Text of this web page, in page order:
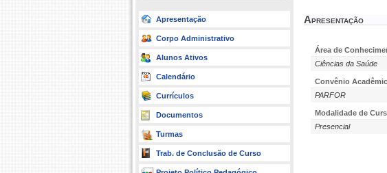
Apresentação
Corpo Administrativo
Alunos Ativos
Calendário
Currículos
Documentos
Turmas
Trab. de Conclusão de Curso
Apresentação
Área de
Ciências da Saúde
Convênio
PARFOR
Modalidade de
Presencial